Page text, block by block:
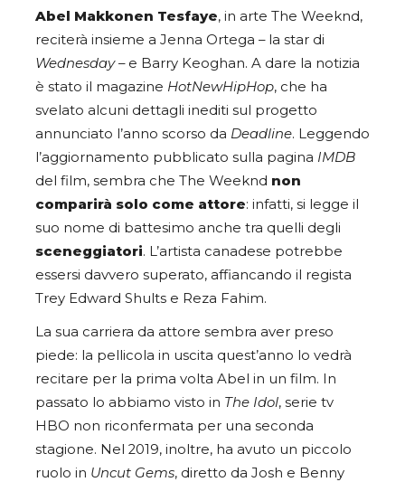
Abel Makkonen Tesfaye, in arte The Weeknd,
reciterà insieme a Jenna Ortega – la star di
Wednesday– e Barry Keoghan. A dare la notizia
è stato il magazine HotNewHipHop, che ha
svelato alcuni dettagli inediti sul progetto
annunciato l’anno scorso da Deadline. Leggendo
l’aggiornamento pubblicato sulla pagina IMDB
del film, sembra che The Weeknd non
comparirà solo come attore: infatti, si legge il
suo nome di battesimo anche tra quelli degli
sceneggiatori. L’artista canadese potrebbe
essersi davvero superato, affiancando il regista
Trey Edward Shults e Reza Fahim.
La sua carriera da attore sembra aver preso
piede: la pellicola in uscita quest’anno lo vedrà
recitare per la prima volta Abel in un film. In
passato lo abbiamo visto in The Idol, serie tv
HBO non riconfermata per una seconda
stagione. Nel 2019, inoltre, ha avuto un piccolo
ruolo in Uncut Gems, diretto da Josh e Benny